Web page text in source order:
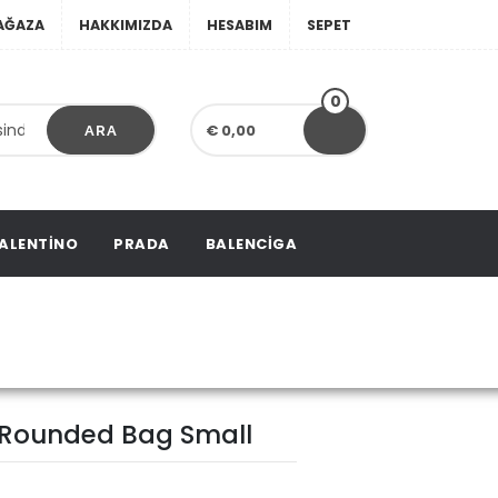
HAKKIMIZDA HESABIM SEPET
ARA € 0,00
0
PRADA BALENCIGA
Bag Small